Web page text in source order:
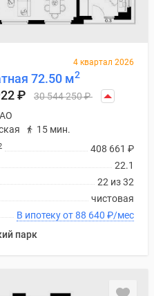
4 квартал 2026
72.50 м2
₽ 30 544 250₽
15 мин.
408 661 ₽
22.1
22 из 32
чистовая
В ипотеку от 88 640 ₽/мес
парк